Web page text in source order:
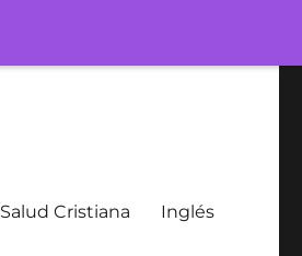
Salud Cristiana Inglés